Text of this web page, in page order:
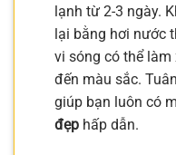
lạnh từ 2-3 ngày.
lại bằng hơi nước
vi sóng có thể
đến màu sắc.
giúp bạn luôn có
đẹp hấp dẫn.